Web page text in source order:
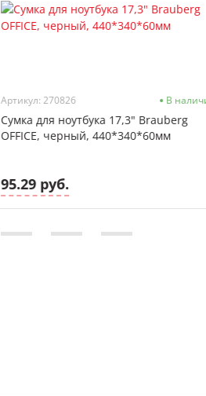
Артикул: 270826 В
Сумка для ноутбука 17,3" Brauberg
OFFICE, черный, 440*340*60мм
95.29 руб.